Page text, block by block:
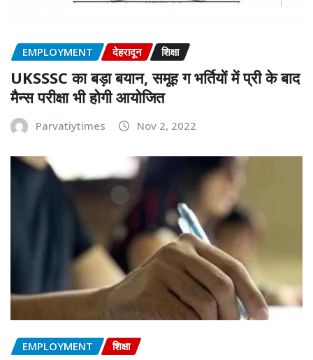
EMPLOYMENT देहरादून शिक्षा
UKSSSC का बड़ा बयान, समूह ग भर्तियों में प्री के बाद
मैन्स परीक्षा भी होगी आयोजित
Parvatiytimes Nov 2, 2022
EMPLOYMENT शिक्षा